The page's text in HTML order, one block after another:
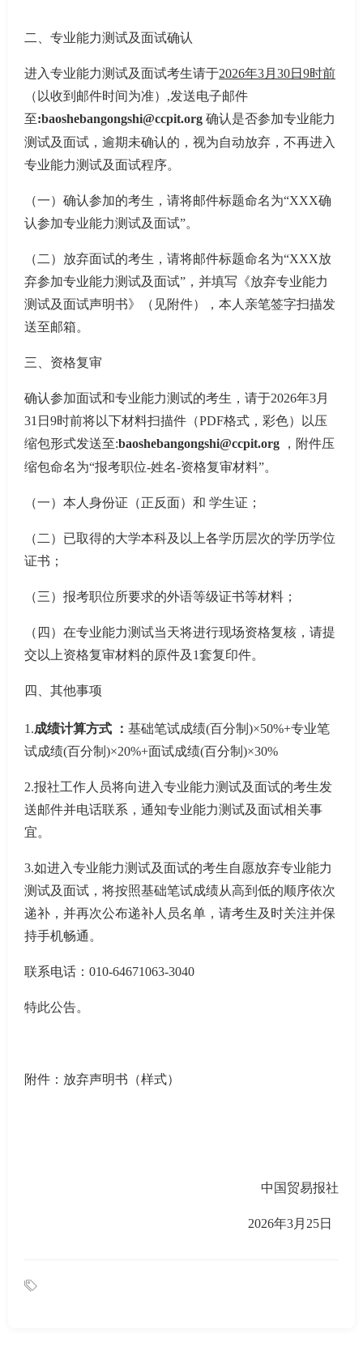
二、专业能力测试及面试确认
进入专业能力测试及面试考生请于2026年3月30日9时前
（以收到邮件时间为准） ,发送电子邮件
至:baoshebangongshi@ccpit.org 确认是否参加专业能力
测试及面试，逾期未确认的，视为自动放弃，不再进入
专业能力测试及面试程序。
（一）确认参加的考生，请将邮件标题命名为“XXX确
认参加专业能力测试及面试”。
（二）放弃面试的考生，请将邮件标题命名为“XXX放
弃参加专业能力测试及面试”，并填写《放弃专业能力
测试及面试声明书》（见附件），本人亲笔签字扫描发
送至邮箱。
三、资格复审
确认参加面试和专业能力测试的考生，请于2026年3月
31日9时前将以下材料扫描件（PDF格式，彩色）以压
缩包形式发送至:baoshebangongshi@ccpit.org
，附件压
缩包命名为“报考职位-姓名-资格复审材料”。
（一）本人身份证（正反面）和 学生证；
（二）已取得的大学本科及以上各学历层次的学历学位
证书；
（三）报考职位所要求的外语等级证书等材料；
（四）在专业能力测试当天将进行现场资格复核，请提
交以上资格复审材料的原件及 1套复印件。
四、其他事项
1.成绩计算方式 ： 基础笔试成绩(百分制)×50%+专业笔
试成绩(百分制)×20%+面试成绩(百分制)×30%
2.报社工作人员将向进入专业能力测试及面试的考生发
送邮件并电话联系，通知专业能力测试及面试相关事
宜。
3.如进入专业能力测试及面试的考生自愿放弃专业能力
测试及面试，将按照基础笔试成绩从高到低的顺序依次
递补，并再次公布递补人员名单，请考生及时关注并保
持手机畅通。
联系电话： 010-64671063-3040
特此公告。
附件：放弃声明书（样式）
中国贸易报社
2026年3月25日